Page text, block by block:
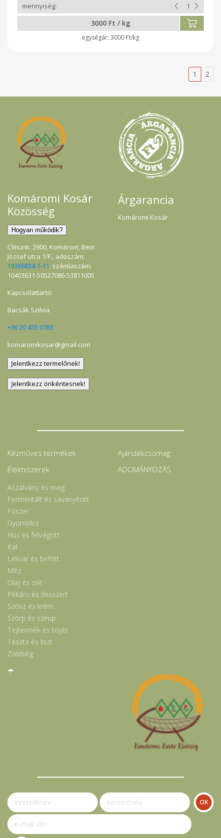
3000 Ft / kg
3000 Ft/kg
1 2
Komáromi Kosár
Közösség
Címünk: 2900, Komárom, Bem
József utca 1/F., adószám:
19366834-1-11, számlaszám:
10403631-50527086-53811005
Kapcsolattartó:
Bacsák Szilvia
+36 20 435 0783
komaromikosar@gmail.com
Árgarancia
Komáromi Kosár
Kézműves termékek
Élelmiszerek
Aszalvány és mag
Fermentált és savanyított
Fűszer
Gyümölcs
Hús és felvágott
Ital
Lekvár és befőtt
Méz
Olaj és zsír
Pékáru és desszert
Szósz és krém
Szörp és szirup
Tejtermék és tojás
Tészta és liszt
Zöldség
Ajándékcsomag
ADOMÁNYOZÁS
☂